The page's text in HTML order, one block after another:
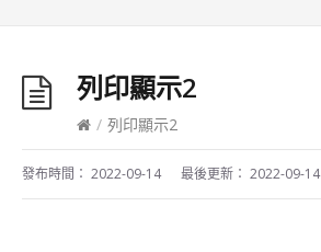
列印顯示2
/ 列印顯示2
發布時間： 2022-09-14 最後更新： 2022-09-14